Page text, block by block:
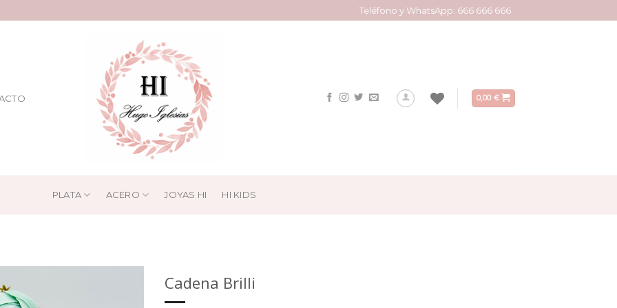
Teléfono y WhatsApp: 666 666 666
0,00 €
PLATA ACERO JOYAS HI HI KIDS
Cadena Brilli